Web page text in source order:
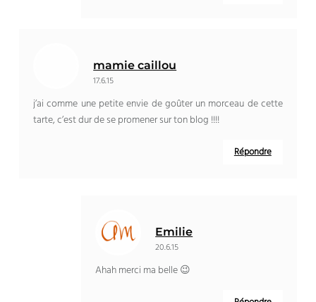
mamie caillou
17.6.15
j’ai comme une petite envie de goûter un morceau de cette
tarte, c’est dur de se promener sur ton blog !!!!
Répondre
Emilie
20.6.15
Ahah merci ma belle 😉